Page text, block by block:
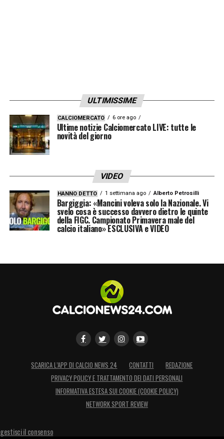
ULTIMISSIME
CALCIOMERCATO 6 ore ago
Ultime notizie Calciomercato LIVE: tutte le
novità del giorno
VIDEO
HANNO DETTO 1 settimana ago Alberto Petrosilli
Bargiggia: «Mancini voleva solo la Nazionale. Vi
svelo cosa è successo davvero dietro le quinte
della FIGC. Campionato Primavera male del
calcio italiano» ESCLUSIVA e VIDEO
SCARICA L’APP DI CALCIO NEWS 24 CONTATTI
REDAZIONE
PRIVACY POLICY E TRATTAMENTO DEI DATI PERSONALI
INFORMATIVA ESTESA SUI COOKIE (COOKIE POLICY)
NETWORK SPORT REVIEW
gestisci il consenso